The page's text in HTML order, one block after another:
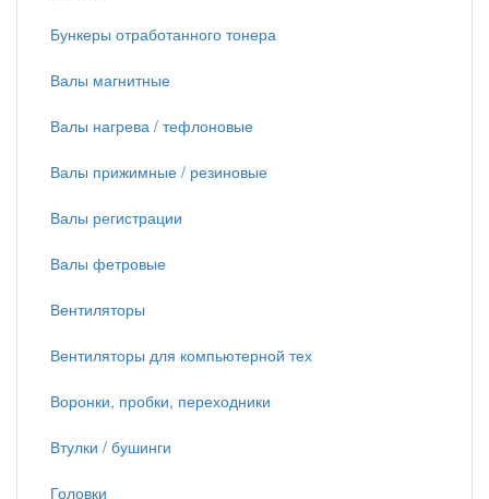
Бункеры отработанного тонера
Валы магнитные
Валы нагрева / тефлоновые
Валы прижимные / резиновые
Валы регистрации
Валы фетровые
Вентиляторы
Вентиляторы для компьютерной тех
Воронки, пробки, переходники
Втулки / бушинги
Головки